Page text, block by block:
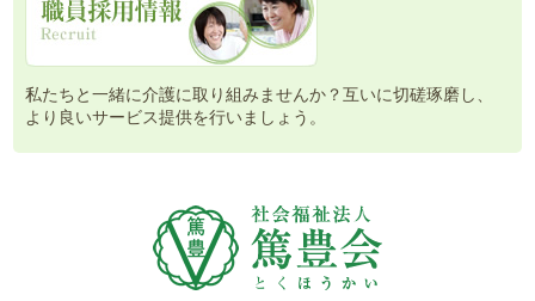
私たちと一緒に介護に取り組みませんか？互いに切磋琢磨し、
より良いサービス提供を行いましょう。